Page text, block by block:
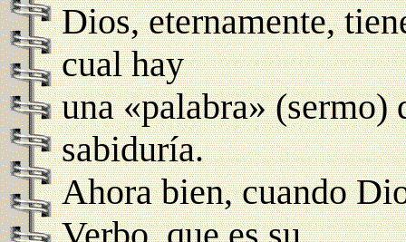
Dios, eternamente,
cual hay
una «palabra» (sermo)
sabiduría.
Ahora bien, cuando